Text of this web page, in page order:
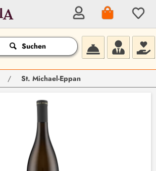
Suchen
/ St. Michael-Eppan